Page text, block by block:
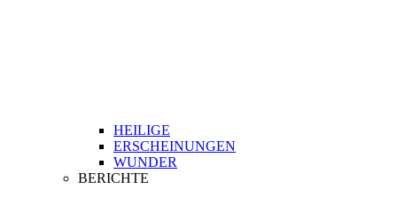
HEILIGE
ERSCHEINUNGEN
WUNDER
BERICHTE